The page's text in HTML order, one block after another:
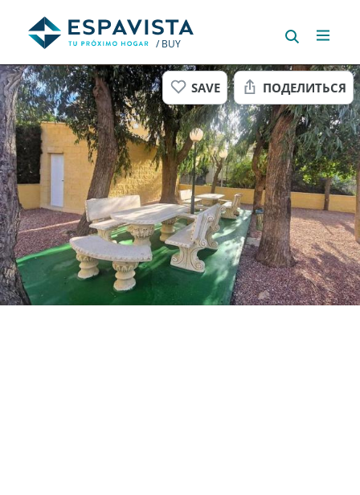
/ BUY
SAVE ПОДЕЛИТЬСЯ